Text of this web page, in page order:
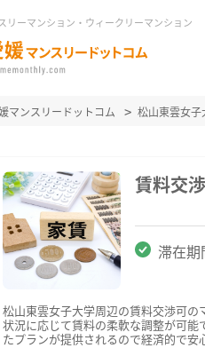
リーマンション・ウィークリーマンション
マンスリードットコム 松山東雲女子
賃料交
滞在
松山東雲女子大学周辺の賃料交渉可
状況に応じて賃料の柔軟な調整が可
たプランが提供されるので経済的で安